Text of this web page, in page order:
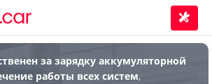
за зарядку аккумуляторной
работы всех систем,